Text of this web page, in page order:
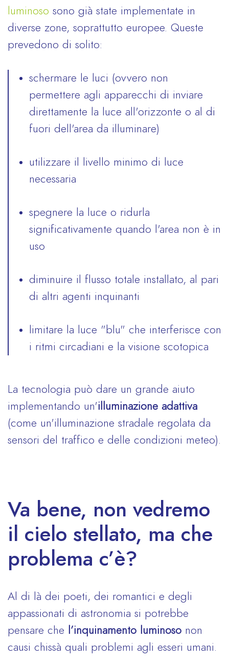
luminoso sono già state implementate in
diverse zone, soprattutto europee. Queste
prevedono di solito:
schermare le luci (ovvero non
permettere agli apparecchi di inviare
direttamente la luce all'orizzonte o al di
fuori dell'area da illuminare)
utilizzare il livello minimo di luce
necessaria
spegnere la luce o ridurla
significativamente quando l'area non è in
uso
diminuire il flusso totale installato, al pari
di altri agenti inquinanti
limitare la luce "blu" che interferisce con
i ritmi circadiani e la visione scotopica
La tecnologia può dare un grande aiuto
implementando un'illuminazione adattiva
(come un'illuminazione stradale regolata da
sensori del traffico e delle condizioni meteo).
Va bene, non vedremo
il cielo stellato, ma che
problema c’è?
Al di là dei poeti, dei romantici e degli
appassionati di astronomia si potrebbe
pensare che
l’inquinamento luminoso non
causi chissà quali problemi agli esseri umani.